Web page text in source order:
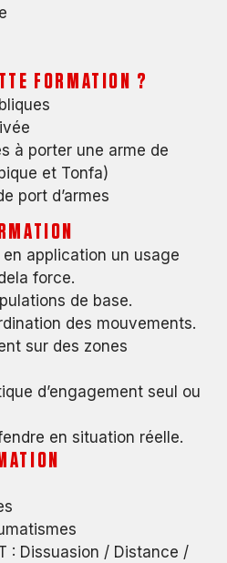
FORMATION ?
à porter une arme de
et Tonfa)
port d’armes
application un usage
la force.
de base.
des mouvements.
sur des zones
d’engagement seul ou
en situation réelle.
: Dissuasion / Distance /